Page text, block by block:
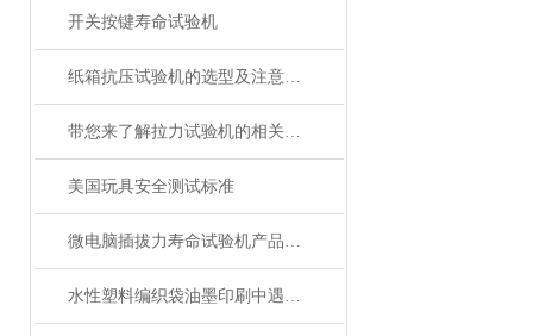
开关按键寿命试验机
纸箱抗压试验机的选型及注意事项
带您来了解拉力试验机的相关知识
美国玩具安全测试标准
微电脑插拔力寿命试验机产品介绍
水性塑料编织袋油墨印刷中遇到的问题